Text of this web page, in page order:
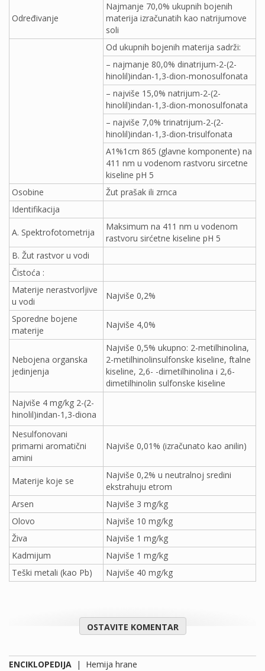
Određivanje
Najmanje 70,0% ukupnih bojenih
materija izračunatih kao natrijumove
soli
Od ukupnih bojenih materija sadrži:
– najmanje 80,0% dinatrijum-2-(2-
hinolil)indan-1,3-dion-monosulfonata
– najviše 15,0% natrijum-2-(2-
hinolil)indan-1,3-dion-monosulfonata
– najviše 7,0% trinatrijum-2-(2-
hinolil)indan-1,3-dion-trisulfonata
A1%1cm 865 (glavne komponente) na
411 nm u vodenom rastvoru sircetne
kiseline pH 5
Osobine
Žut prašak ili zrnca
Identifikacija
A. Spektrofotometrija
Maksimum na 411 nm u vodenom
rastvoru sirćetne kiseline pH 5
B. Žut rastvor u vodi
Čistoća :
Materije nerastvorljive
u vodi
Najviše 0,2%
Sporedne bojene
materije
Najviše 4,0%
Nebojena organska
jedinjenja
Najviše 0,5% ukupno: 2-metilhinolina,
2-metilhinolinsulfonske kiseline, ftalne
kiseline, 2,6- -dimetilhinolina i 2,6-
dimetilhinolin sulfonske kiseline
Najviše 4 mg/kg 2-(2-
hinolil)indan-1,3-diona
Nesulfonovani
primarni aromatični
amini
Najviše 0,01% (izračunato kao anilin)
Materije koje se
Najviše 0,2% u neutralnoj sredini
ekstrahuju etrom
Arsen
Najviše 3 mg/kg
Olovo
Najviše 10 mg/kg
Živa
Najviše 1 mg/kg
Kadmijum
Najviše 1 mg/kg
Teški metali (kao Pb)
Najviše 40 mg/kg
OSTAVITE KOMENTAR
ENCIKLOPEDIJA | Hemija hrane